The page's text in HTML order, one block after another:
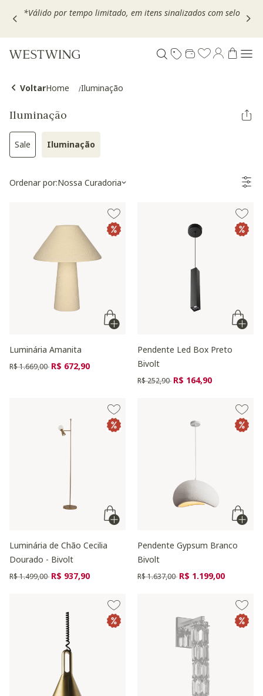
*Válido por tempo limitado, em itens sinalizados com selo
VoltarHome Iluminação
Iluminação
SaleRefinar por Categoria: Sale
Iluminação
Ordenar por:Nossa Curadoria
Luminária Amanita
Preço reduzido de
R$ 1.669,00 para
R$ 672,90
Pendente Led Box Preto
Bivolt
Preço reduzido de
R$ 252,90 para
R$ 164,90
Luminária de Chão Cecilia
Dourado - Bivolt
Preço reduzido de
R$ 1.499,00 para
R$ 937,90
Pendente Gypsum Branco
Bivolt
Preço reduzido de
R$ 1.637,00 para
R$ 1.199,00